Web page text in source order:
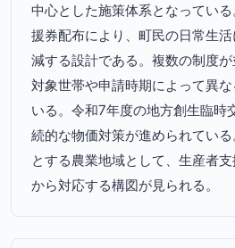
中心とした施策体系となってい
援券配布により、町民の日常生
減する設計である。複数の制度が
対象世帯や申請時期によって異
いる。令和7年度の地方創生臨時
続的な物価対策が進められてい
とする農業地域として、生産者
から対応する構図が見られる。